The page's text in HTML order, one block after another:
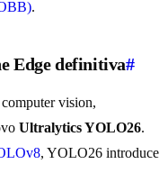
.
Edge definitiva#
vision,
Ultralytics YOLO26.
, YOLO26 introduce